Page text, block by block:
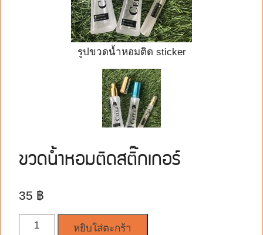
รูปขวดน้ำหอมติด sticker
ขวดน้ำหอมติดสติ๊กเกอร์
35 ฿
จำนวน
หยิบใส่ตะกร้า